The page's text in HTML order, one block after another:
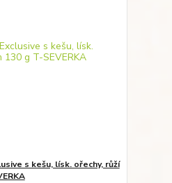
s kešu, lísk. ořechy, růží